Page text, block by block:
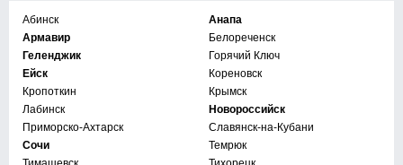
Абинск
Анапа
Армавир
Белореченск
Геленджик
Горячий Ключ
Ейск
Кореновск
Кропоткин
Крымск
Лабинск
Новороссийск
Приморско-Ахтарск
Славянск-на-Кубани
Сочи
Темрюк